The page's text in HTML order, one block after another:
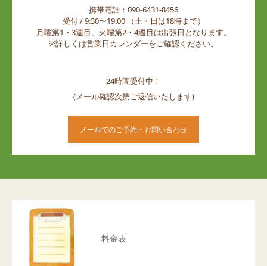
携帯電話：090-6431-8456
受付 / 9:30〜19:00 （土・日は18時まで）
月曜第1・3週目、火曜第2・4週目は出張日となります。
※詳しくは営業日カレンダーをご確認ください。
24時間受付中！
(メール確認次第ご返信いたします)
メールでのご予約・お問い合わせ
料金表